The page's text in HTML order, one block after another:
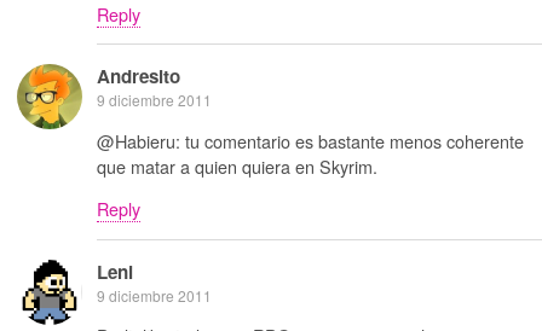
Reply
Andresito
9 diciembre 2011
@Habieru: tu comentario es bastante menos coherente
que matar a quien quiera en Skyrim.
Reply
Leni
9 diciembre 2011